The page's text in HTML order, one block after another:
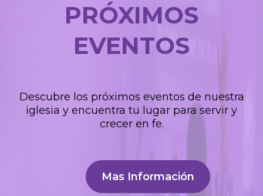
PRÓXIMOS
EVENTOS
Descubre los próximos eventos de nuestra
iglesia y encuentra tu lugar para servir y
crecer en fe.
Mas Información